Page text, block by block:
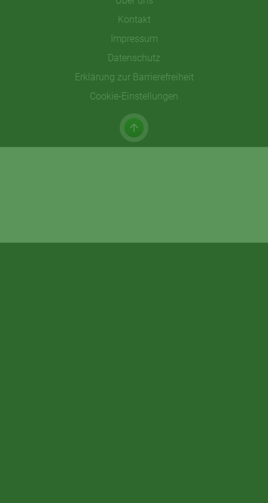
Kontakt
Impressum
Datenschutz
Erklärung zur Barrierefreiheit
Cookie-Einstellungen